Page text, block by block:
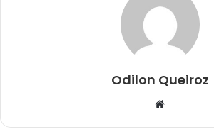
Odilon Queiroz
Website